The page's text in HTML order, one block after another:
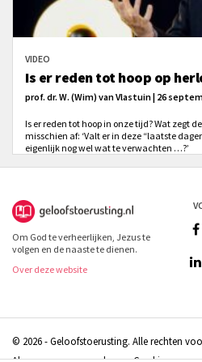
VIDEO
Is er reden tot hoop op
prof. dr. W. (Wim) van Vlastuin | 26
Is er reden tot hoop in onze tijd? Wat zegt
misschien af: ‘Valt er in deze “laatste
eigenlijk nog wel wat te verwachten …?’
Om God te verheerlijken, Jezus te
volgen en de naaste te dienen.
Over deze website
© 2026 - Geloofstoerusting. Alle rechten